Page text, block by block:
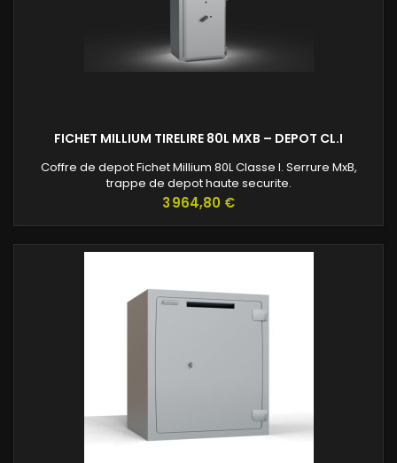
FICHET MILLIUM TIRELIRE 80L MXB – DEPOT CL.I
Coffre de depot Fichet Millium 80L Classe I. Serrure MxB,
trappe de depot haute securite.
Prix
3 964,80 €